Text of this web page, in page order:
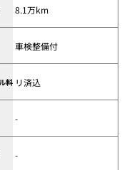
8.1万km
車検整備付
料 リ済込
-
-